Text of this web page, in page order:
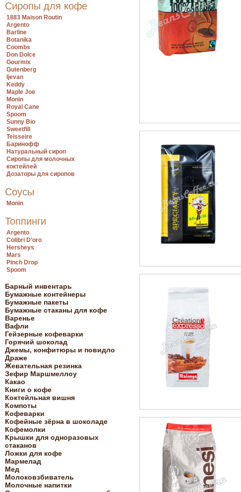
Сиропы для кофе
1883 Maison Routin
Argento
Barline
Botanika
Coombs
Don Dolce
Gourmix
Gutenberg
Ijevan
Keddy
Maple Joe
Monin
Royal Cane
Spoom
Sunny Bio
Sweetfill
Teisseire
Баринофф
Натуральный сироп
Сиропы для молочных
коктейлей
Дозаторы для сиропов
Соусы
Monin
Топпинги
Argento
Colibri D’oro
Hersheys
Mars
Pinch Drop
Spoom
Барный инвентарь
Бумажные контейнеры
Бумажные пакеты
Бумажные стаканы для кофе
Варенье
Вафли
Гейзерные кофеварки
Горячий шоколад
Джемы, конфитюры и повидло
Драже
Жевательная резинка
Зефир Маршмеллоу
Какао
Книги о кофе
Коктейльная вишня
Компоты
Кофеварки
Кофейные зёрна в шоколаде
Кофемолки
Крышки для одноразовых
стаканов
Ложки для кофе
Мармелад
Мед
Молоковзбиватель
Молочные напитки